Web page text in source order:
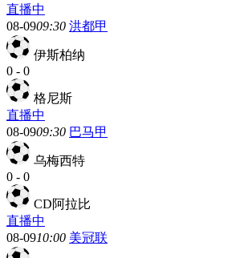
直播中
08-0909:30 洪都甲
伊斯柏纳
0 - 0
格尼斯
直播中
08-0909:30 巴马甲
乌梅西特
0 - 0
CD阿拉比
直播中
08-0910:00 美冠联